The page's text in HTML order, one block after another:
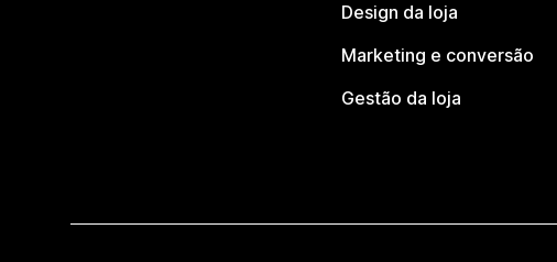
Design da loja
Marketing e conversão
Gestão da loja